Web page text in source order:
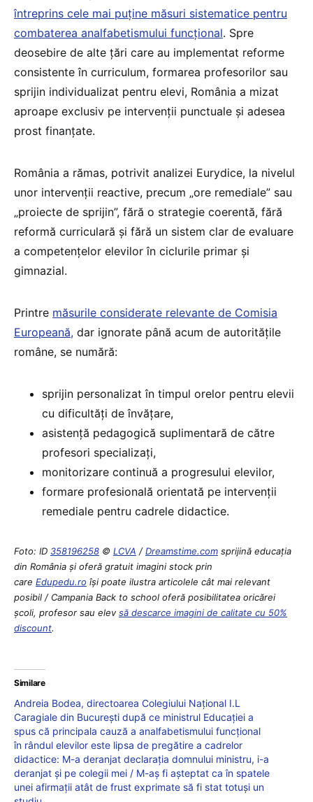
întreprins cele mai puține măsuri sistematice pentru
combaterea analfabetismului funcțional. Spre
deosebire de alte țări care au implementat reforme
consistente în curriculum, formarea profesorilor sau
sprijin individualizat pentru elevi, România a mizat
aproape exclusiv pe intervenții punctuale și adesea
prost finanțate.
România a rămas, potrivit analizei Eurydice, la nivelul
unor intervenții reactive, precum „ore remediale” sau
„proiecte de sprijin”, fără o strategie coerentă, fără
reformă curriculară și fără un sistem clar de evaluare
a competențelor elevilor în ciclurile primar și
gimnazial.
Printre măsurile considerate relevante de Comisia
Europeană, dar ignorate până acum de autoritățile
române, se numără:
sprijin personalizat în timpul orelor pentru elevii
cu dificultăți de învățare,
asistență pedagogică suplimentară de către
profesori specializați,
monitorizare continuă a progresului elevilor,
formare profesională orientată pe intervenții
remediale pentru cadrele didactice.
Foto: ID 358196258 © LCVA /Dreamstime.com sprijină educaţia
din România şi oferă gratuit imagini stock prin
care Edupedu.ro îşi poate ilustra articolele cât mai relevant
posibil / Campania Back to school oferă posibilitatea oricărei
școli, profesor sau elevsă descarce imagini de calitate cu 50%
discount.
Similare
Andreia Bodea, directoarea Colegiului Național I.L
Caragiale din București după ce ministrul Educației a
spus că principala cauză a analfabetismului funcțional
în rândul elevilor este lipsa de pregătire a cadrelor
didactice: M-a deranjat declarația domnului ministru, i-a
deranjat și pe colegii mei / M-aș fi așteptat ca în spatele
unei afirmații atât de frust exprimate să fi stat totuși un